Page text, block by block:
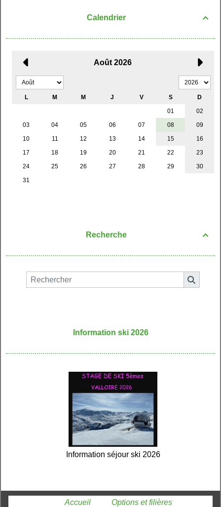

Calendrier

Recherche
Information ski 2026
Information séjour ski 2026
Accueil Options et filières